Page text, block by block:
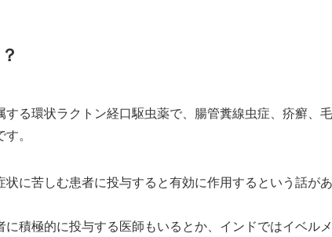
る環状ラクトン経口駆虫薬で、腸管糞線虫症、疥癬、
。
に苦しむ患者に投与すると有効に作用するという話が
積極的に投与する医師もいるとか、インドではイベル